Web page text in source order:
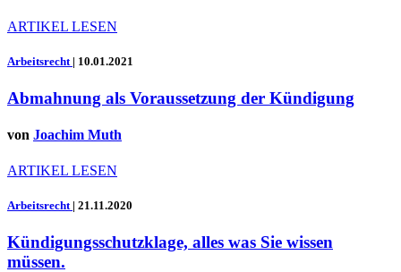
ARTIKEL LESEN
Arbeitsrecht | 10.01.2021
Abmahnung als Voraussetzung der Kündigung
von Joachim Muth
ARTIKEL LESEN
Arbeitsrecht | 21.11.2020
Kündigungsschutzklage, alles was Sie wissen
müssen.